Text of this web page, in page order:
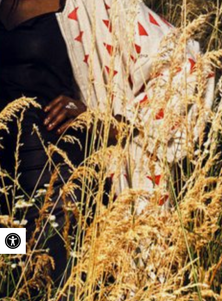
Ouvrir la barre d’outils